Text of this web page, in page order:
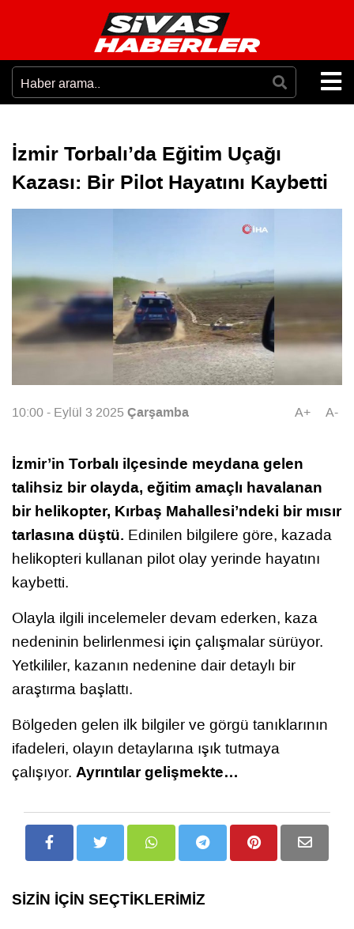
İzmir Torbalı’da Eğitim Uçağı
Kazası: Bir Pilot Hayatını Kaybetti
10:00 - Eylül 3 2025Çarşamba A+ A-
İzmir’in Torbalı ilçesinde meydana gelen
talihsiz bir olayda, eğitim amaçlı havalanan
bir helikopter, Kırbaş Mahallesi’ndeki bir mısır
tarlasına düştü. Edinilen bilgilere göre, kazada
helikopteri kullanan pilot olay yerinde hayatını
kaybetti.
Olayla ilgili incelemeler devam ederken, kaza
nedeninin belirlenmesi için çalışmalar sürüyor.
Yetkililer, kazanın nedenine dair detaylı bir
araştırma başlattı.
Bölgeden gelen ilk bilgiler ve görgü tanıklarının
ifadeleri, olayın detaylarına ışık tutmaya
çalışıyor. Ayrıntılar gelişmekte…
SİZİN İÇİN SEÇTİKLERİMİZ